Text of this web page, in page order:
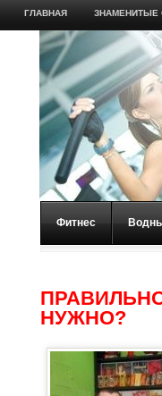
ГЛАВНАЯ ЗНАМЕНИТЫЕ
Фитнес
НУЖНО?